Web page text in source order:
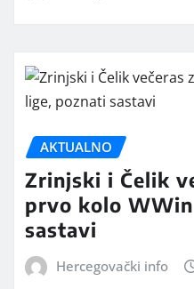
AKTUALNO
Zrinjski i Čelik
prvo kolo
sastavi
Hercegovački info